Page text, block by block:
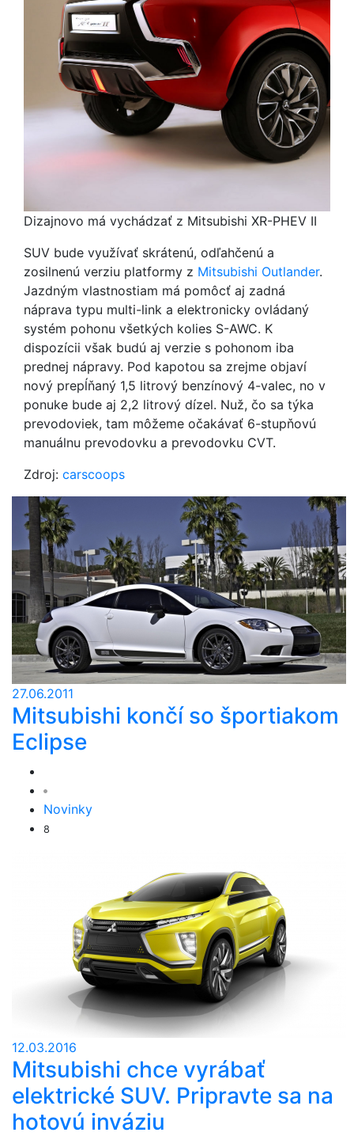
Dizajnovo má vychádzať z Mitsubishi XR-PHEV II
SUV bude využívať skrátenú, odľahčenú a
zosilnenú verziu platformy z Mitsubishi Outlander.
Jazdným vlastnostiam má pomôcť aj zadná
náprava typu multi-link a elektronicky ovládaný
systém pohonu všetkých kolies S-AWC. K
dispozícii však budú aj verzie s pohonom iba
prednej nápravy. Pod kapotou sa zrejme objaví
nový prepĺňaný 1,5 litrový benzínový 4-valec, no v
ponuke bude aj 2,2 litrový dízel. Nuž, čo sa týka
prevodoviek, tam môžeme očakávať 6-stupňovú
manuálnu prevodovku a prevodovku CVT.
Zdroj: carscoops
27.06.2011
Mitsubishi končí so športiakom
Eclipse
Novinky
8
12.03.2016
Mitsubishi chce vyrábať
elektrické SUV. Pripravte sa na
hotovú inváziu